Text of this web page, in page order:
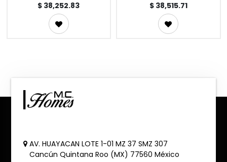
$ 38,252.83 $ 38,515.71
AV. HUAYACAN LOTE 1-01 MZ 37 SMZ 307
Cancún Quintana Roo (MX) 77560 México